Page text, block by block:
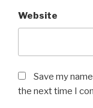
Website
Save my
the next time I